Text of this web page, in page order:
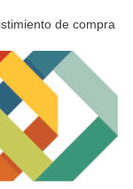
de compra